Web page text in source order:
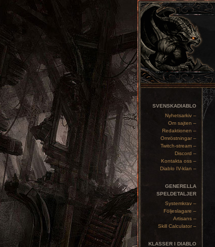
SVENSKADIABLO
Nyhetsarkiv –
Om sajten –
Redaktionen –
Omröstningar –
Twitch-stream –
Discord –
Kontakta oss –
Diablo IV-klan –
GENERELLA
SPELDETALJER
Systemkrav –
Följeslagare –
Artisans –
Skill Calculator –
KLASSER I DIABLO